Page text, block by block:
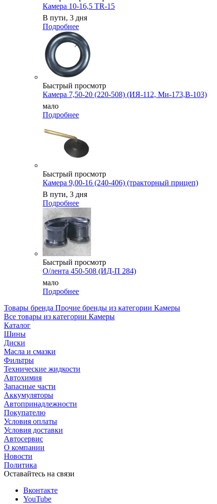
Камера 10-16,5 TR-15
В пути, 3 дня
Подробнее
Быстрый просмотр
Камера 7,50-20 (220-508) (ИЯ-112, Ми-173,В-103)
мало
Подробнее
Быстрый просмотр
Камера 9,00-16 (240-406) (тракторный прицеп)
В пути, 3 дня
Подробнее
Быстрый просмотр
О/лента 450-508 (ИД-П 284)
мало
Подробнее
Товары бренда Прочие бренды из категории Камеры
Все товары из категории Камеры
Каталог
Шины
Диски
Масла и смазки
Фильтры
Технические жидкости
Автохимия
Запасные части
Аккумуляторы
Автопринадлежности
Покупателю
Условия оплаты
Условия доставки
Автосервис
О компании
Новости
Политика
Оставайтесь на связи
Вконтакте
YouTube